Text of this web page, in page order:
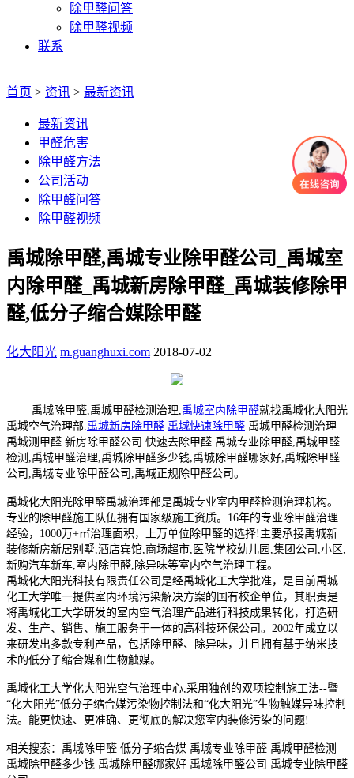
除甲醛问答
除甲醛视频
联系
首页 > 资讯 > 最新资讯
最新资讯
甲醛危害
除甲醛方法
公司活动
除甲醛问答
除甲醛视频
禹城除甲醛,禹城专业除甲醛公司_禹城室
内除甲醛_禹城新房除甲醛_禹城装修除甲
醛,低分子缩合媒除甲醛
化大阳光 m.guanghuxi.com 2018-07-02
禹城除甲醛,禹城甲醛检测治理, 禹城室内除甲醛就找禹城化大阳光
禹城空气治理部. 禹城新房除甲醛 禹城快速除甲醛 禹城甲醛检测治理
禹城测甲醛 新房除甲醛公司 快速去除甲醛 禹城专业除甲醛,禹城甲醛
检测,禹城甲醛治理,禹城除甲醛多少钱,禹城除甲醛哪家好,禹城除甲醛
公司,禹城专业除甲醛公司,禹城正规除甲醛公司。
禹城化大阳光除甲醛禹城治理部是禹城专业室内甲醛检测治理机构。
专业的除甲醛施工队伍拥有国家级施工资质。16年的专业除甲醛治理
经验，1000万+㎡治理面积，上万单位除甲醛的选择!主要承接禹城新
装修新房新居别墅,酒店宾馆,商场超市,医院学校幼儿园,集团公司,小区,
新购汽车新车,室内除甲醛,除异味等室内空气治理工程。
禹城化大阳光科技有限责任公司是经禹城化工大学批准，是目前禹城
化工大学唯一提供室内环境污染解决方案的国有校企单位，其职责是
将禹城化工大学研发的室内空气治理产品进行科技成果转化，打造研
发、生产、销售、施工服务于一体的高科技环保公司。2002年成立以
来研发出多款专利产品，包括除甲醛、除异味，并且拥有基于纳米技
术的低分子缩合媒和生物触媒。
禹城化工大学化大阳光空气治理中心,采用独创的双项控制施工法--暨
“化大阳光”低分子缩合媒污染物控制法和“化大阳光”生物触媒异味控制
法。能更快速、更准确、更彻底的解决您室内装修污染的问题!
相关搜索：禹城除甲醛 低分子缩合媒 禹城专业除甲醛 禹城甲醛检测
禹城除甲醛多少钱 禹城除甲醛哪家好 禹城除甲醛公司 禹城专业除甲醛